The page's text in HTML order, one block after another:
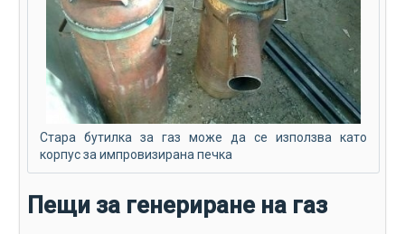
Стара бутилка за газ може да се използва като
корпус за импровизирана печка
Пещи за генериране на газ